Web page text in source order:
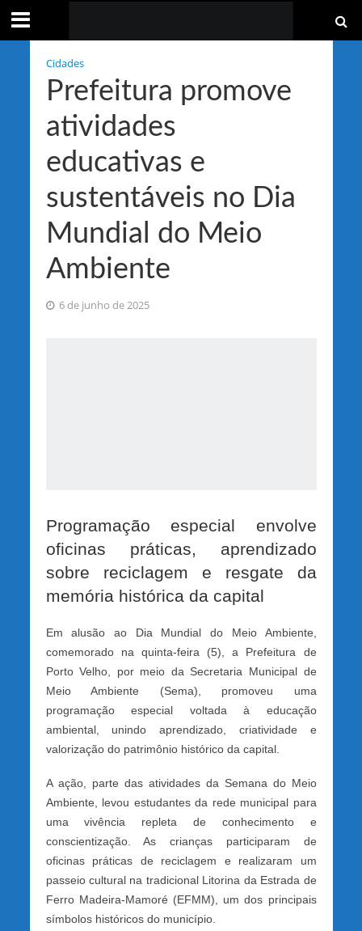
Cidades
Prefeitura promove
atividades
educativas e
sustentáveis no Dia
Mundial do Meio
Ambiente
6 de junho de 2025
Programação especial envolve
oficinas práticas, aprendizado
sobre reciclagem e resgate da
memória histórica da capital
Em alusão ao Dia Mundial do Meio Ambiente,
comemorado na quinta-feira (5), a Prefeitura de
Porto Velho, por meio da Secretaria Municipal de
Meio Ambiente (Sema), promoveu uma
programação especial voltada à educação
ambiental, unindo aprendizado, criatividade e
valorização do patrimônio histórico da capital.
A ação, parte das atividades da Semana do Meio
Ambiente, levou estudantes da rede municipal para
uma vivência repleta de conhecimento e
conscientização. As crianças participaram de
oficinas práticas de reciclagem e realizaram um
passeio cultural na tradicional Litorina da Estrada de
Ferro Madeira-Mamoré (EFMM), um dos principais
símbolos históricos do município.